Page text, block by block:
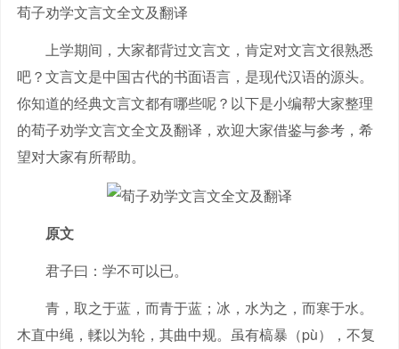
荀子劝学文言文全文及翻译
上学期间，大家都背过文言文，肯定对文言文很熟悉
吧？文言文是中国古代的书面语言，是现代汉语的源头。
你知道的经典文言文都有哪些呢？以下是小编帮大家整理
的荀子劝学文言文全文及翻译，欢迎大家借鉴与参考，希
望对大家有所帮助。
原文
君子曰：学不可以已。
青，取之于蓝，而青于蓝；冰，水为之，而寒于水。
木直中绳，輮以为轮，其曲中规。虽有槁暴（pù），不复